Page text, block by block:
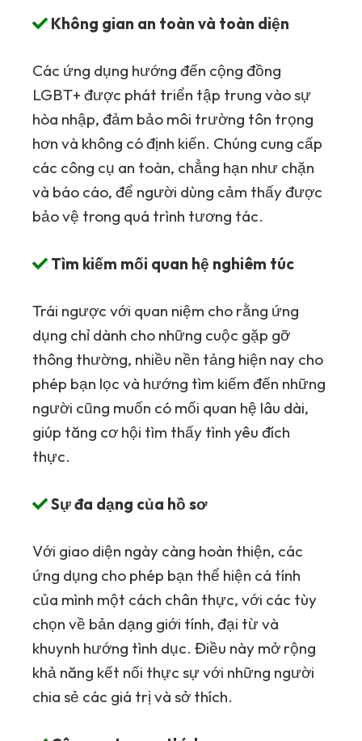
Không gian an toàn và toàn diện
Các ứng dụng hướng đến cộng đồng
LGBT+ được phát triển tập trung vào sự
hòa nhập, đảm bảo môi trường tôn trọng
hơn và không có định kiến. Chúng cung cấp
các công cụ an toàn, chẳng hạn như chặn
và báo cáo, để người dùng cảm thấy được
bảo vệ trong quá trình tương tác.
Tìm kiếm mối quan hệ nghiêm túc
Trái ngược với quan niệm cho rằng ứng
dụng chỉ dành cho những cuộc gặp gỡ
thông thường, nhiều nền tảng hiện nay cho
phép bạn lọc và hướng tìm kiếm đến những
người cũng muốn có mối quan hệ lâu dài,
giúp tăng cơ hội tìm thấy tình yêu đích
thực.
Sự đa dạng của hồ sơ
Với giao diện ngày càng hoàn thiện, các
ứng dụng cho phép bạn thể hiện cá tính
của mình một cách chân thực, với các tùy
chọn về bản dạng giới tính, đại từ và
khuynh hướng tình dục. Điều này mở rộng
khả năng kết nối thực sự với những người
chia sẻ các giá trị và sở thích.